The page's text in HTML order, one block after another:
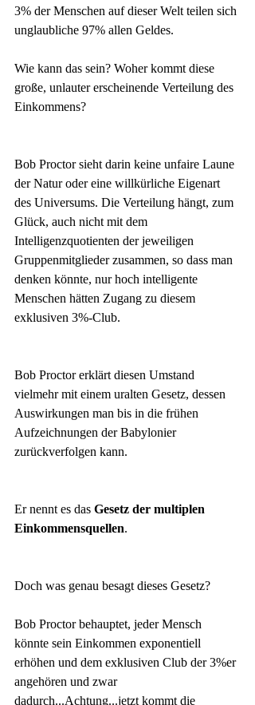
3% der Menschen auf dieser Welt teilen sich
unglaubliche 97% allen Geldes.
Wie kann das sein? Woher kommt diese
große, unlauter erscheinende Verteilung des
Einkommens?
Bob Proctor sieht darin keine unfaire Laune
der Natur oder eine willkürliche Eigenart
des Universums. Die Verteilung hängt, zum
Glück, auch nicht mit dem
Intelligenzquotienten der jeweiligen
Gruppenmitglieder zusammen, so dass man
denken könnte, nur hoch intelligente
Menschen hätten Zugang zu diesem
exklusiven 3%-Club.
Bob Proctor erklärt diesen Umstand
vielmehr mit einem uralten Gesetz, dessen
Auswirkungen man bis in die frühen
Aufzeichnungen der Babylonier
zurückverfolgen kann.
Er nennt es das Gesetz der multiplen
Einkommensquellen.
Doch was genau besagt dieses Gesetz?
Bob Proctor behauptet, jeder Mensch
könnte sein Einkommen exponentiell
erhöhen und dem exklusiven Club der 3%er
angehören und zwar
dadurch...Achtung...jetzt kommt die